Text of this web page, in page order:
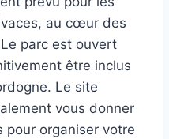
au cœur des
parc est ouvert
être inclus
Le site
vous donner
pour organiser votre